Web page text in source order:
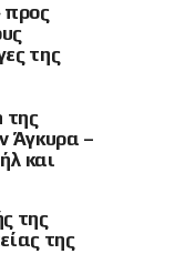
προς
της
της
Άγκυρα –
και
της
της